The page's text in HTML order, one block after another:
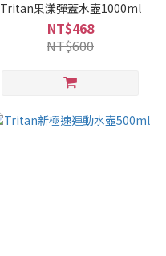
Tritan果漾彈蓋水壺1000ml
NT$468
NT$600